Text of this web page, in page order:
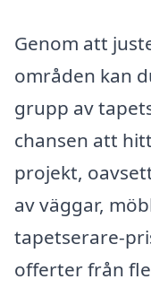
Genom att
områden kan
grupp av
chansen att
projekt,
av väggar,
tapetserare-
offerter från